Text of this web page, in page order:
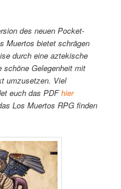
des neuen Pocket-
Muertos bietet schrägen
durch eine aztekische
schöne Gelegenheit mit
umzusetzen. Viel
euch das PDFhier
Los Muertos RPG finden